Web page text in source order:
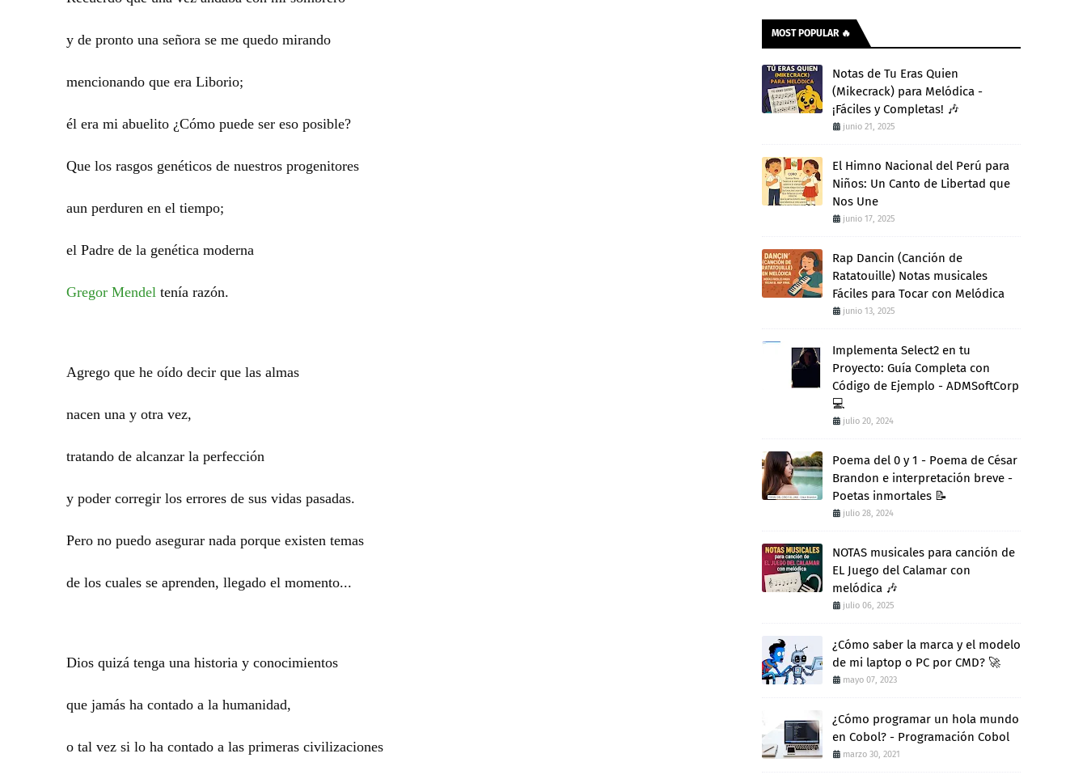
y de pronto una señora se me quedo mirando
mencionando que era Liborio;
él era mi abuelito ¿Cómo puede ser eso posible?
Que los rasgos genéticos de nuestros progenitores
aun perduren en el tiempo;
el Padre de la genética moderna
Gregor Mendel tenía razón.
Agrego que he oído decir que las almas
nacen una y otra vez,
tratando de alcanzar la perfección
y poder corregir los errores de sus vidas pasadas.
Pero no puedo asegurar nada porque existen temas
de los cuales se aprenden, llegado el momento...
Dios quizá tenga una historia y conocimientos
que jamás ha contado a la humanidad,
o tal vez si lo ha contado a las primeras civilizaciones
MOST POPULAR 🔥
Notas de Tu Eras Quien
(Mikecrack) para Melódica -
¡Fáciles y Completas! 🎶
junio 21, 2025
El Himno Nacional del Perú para
Niños: Un Canto de Libertad que
Nos Une
junio 17, 2025
Rap Dancin (Canción de
Ratatouille) Notas musicales
Fáciles para Tocar con Melódica
junio 13, 2025
Implementa Select2 en tu
Proyecto: Guía Completa con
Código de Ejemplo - ADMSoftCorp
💻
julio 20, 2024
Poema del 0 y 1 - Poema de César
Brandon e interpretación breve -
Poetas inmortales 📝
julio 28, 2024
NOTAS musicales para canción de
EL Juego del Calamar con
melódica 🎶
julio 06, 2025
¿Cómo saber la marca y el modelo
de mi laptop o PC por CMD? 🚀
mayo 07, 2023
¿Cómo programar un hola mundo
en Cobol? - Programación Cobol
marzo 30, 2021